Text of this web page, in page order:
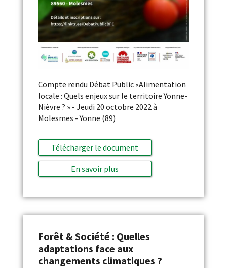
Compte rendu Débat Public «Alimentation
locale : Quels enjeux sur le territoire Yonne-
Nièvre ? » - Jeudi 20 octobre 2022 à
Molesmes - Yonne (89)
Télécharger le document
En savoir plus
Forêt & Société : Quelles
adaptations face aux
changements climatiques ?